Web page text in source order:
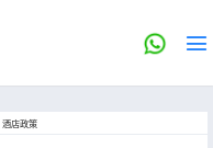
酒店政策